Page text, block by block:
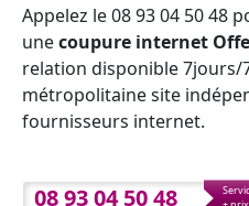
Appelez le 08 93 04 50 48
unecoupure internet
relation disponible 7jours/
métropolitaine site
fournisseurs internet.
08 93 04 50 48